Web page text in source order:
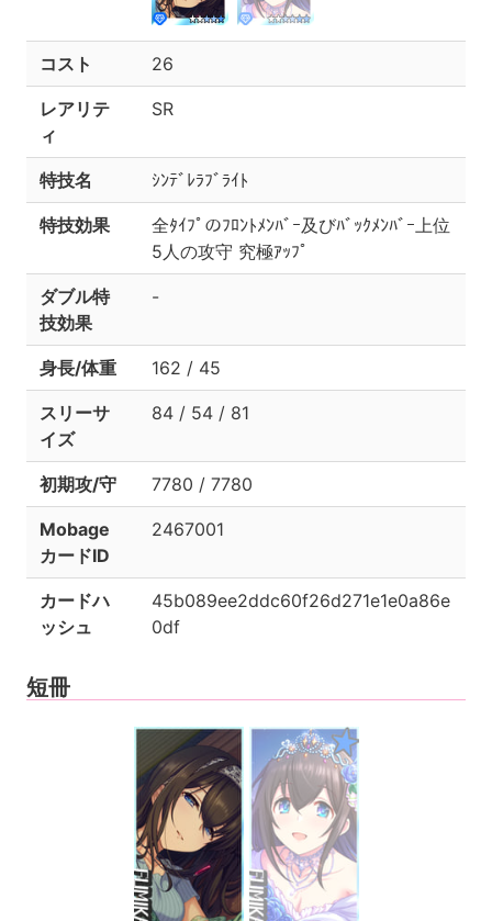
コスト 26
レアリテ
ィ
SR
特技名 ｼﾝﾃﾞﾚﾗﾌﾞﾗｲﾄ
特技効果
全ﾀｲﾌﾟのﾌﾛﾝﾄﾒﾝﾊﾞｰ及びﾊﾞｯｸﾒﾝﾊﾞｰ上位
5人の攻守 究極ｱｯﾌﾟ
ダブル特
技効果
-
身長/体重 162 / 45
スリーサ
イズ
84 / 54 / 81
初期攻/守 7780 / 7780
Mobage
カードID
2467001
カードハ
ッシュ
45b089ee2ddc60f26d271e1e0a86e
0df
短冊